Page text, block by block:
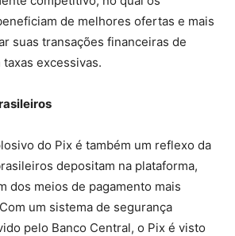
de melhores ofertas e mais
suas transações financeiras de
excessivas.
do Pix é também um reflexo da
depositam na plataforma,
dos meios de pagamento mais
um sistema de segurança
pelo Banco Central, o Pix é visto